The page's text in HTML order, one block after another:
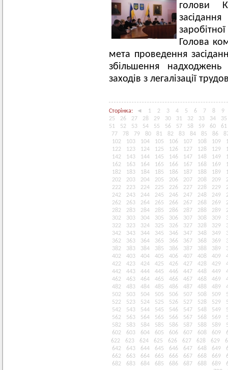
голови
Голова
мета проведення
збільшення
заходів з легалізації
Сторінка: ◄ 1 2 3 4 5 6 7 8
9
25
26 27 28 29 30 31 32 33 34
35
51
52 53 54 55 56 57 58 59 60
61
77
78 79 80 81 82 83 84 85 86
102
103 104 105 106 107 108 109
122
123 124 125 126 127 128 129
142
143 144 145 146 147 148 149
162
163 164 165 166 167 168 169
182
183 184 185 186 187 188 189
202
203 204 205 206 207 208 209
222
223 224 225 226 227 228 229
242
243 244 245 246 247 248 249
262
263 264 265 266 267 268 269
282
283 284 285 286 287 288 289
302
303 304 305 306 307 308 309
322
323 324 325 326 327 328 329
342
343 344 345 346 347 348 349
362
363 364 365 366 367 368 369
382
383 384 385 386 387 388 389
402
403 404 405 406 407 408 409
422
423 424 425 426 427 428 429
442
443 444 445 446 447 448 449
462
463 464 465 466 467 468 469
482
483 484 485 486 487 488 489
502
503 504 505 506 507 508 509
522
523 524 525 526 527 528 529
542
543 544 545 546 547 548 549
562
563 564 565 566 567 568 569
582
583 584 585 586 587 588 589
602
603 604 605 606 607 608 609
622
623 624 625 626 627 628 629
642
643 644 645 646 647 648 649
662
663 664 665 666 667 668 669
682
683 684 685 686 687 688 689